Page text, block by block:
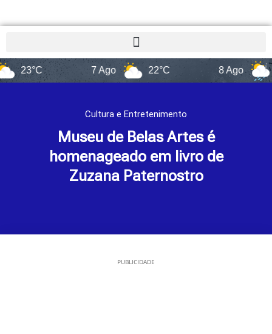
7 Ago 22°C 14°C
Cultura e Entretenimento
Museu de Belas Artes é
homenageado em livro de
Zuzana Paternostro
PUBLICIDADE